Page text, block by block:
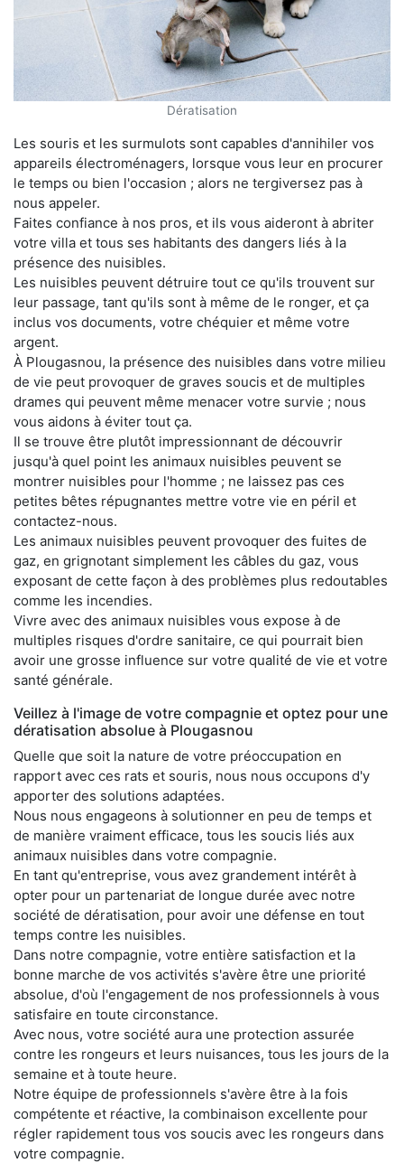
Dératisation
Les souris et les surmulots sont capables d'annihiler vos
appareils électroménagers, lorsque vous leur en procurer
le temps ou bien l'occasion ; alors ne tergiversez pas à
nous appeler.
Faites confiance à nos pros, et ils vous aideront à abriter
votre villa et tous ses habitants des dangers liés à la
présence des nuisibles.
Les nuisibles peuvent détruire tout ce qu'ils trouvent sur
leur passage, tant qu'ils sont à même de le ronger, et ça
inclus vos documents, votre chéquier et même votre
argent.
À Plougasnou, la présence des nuisibles dans votre milieu
de vie peut provoquer de graves soucis et de multiples
drames qui peuvent même menacer votre survie ; nous
vous aidons à éviter tout ça.
Il se trouve être plutôt impressionnant de découvrir
jusqu'à quel point les animaux nuisibles peuvent se
montrer nuisibles pour l'homme ; ne laissez pas ces
petites bêtes répugnantes mettre votre vie en péril et
contactez-nous.
Les animaux nuisibles peuvent provoquer des fuites de
gaz, en grignotant simplement les câbles du gaz, vous
exposant de cette façon à des problèmes plus redoutables
comme les incendies.
Vivre avec des animaux nuisibles vous expose à de
multiples risques d'ordre sanitaire, ce qui pourrait bien
avoir une grosse influence sur votre qualité de vie et votre
santé générale.
Veillez à l'image de votre compagnie et optez pour une
dératisation absolue à Plougasnou
Quelle que soit la nature de votre préoccupation en
rapport avec ces rats et souris, nous nous occupons d'y
apporter des solutions adaptées.
Nous nous engageons à solutionner en peu de temps et
de manière vraiment efficace, tous les soucis liés aux
animaux nuisibles dans votre compagnie.
En tant qu'entreprise, vous avez grandement intérêt à
opter pour un partenariat de longue durée avec notre
société de dératisation, pour avoir une défense en tout
temps contre les nuisibles.
Dans notre compagnie, votre entière satisfaction et la
bonne marche de vos activités s'avère être une priorité
absolue, d'où l'engagement de nos professionnels à vous
satisfaire en toute circonstance.
Avec nous, votre société aura une protection assurée
contre les rongeurs et leurs nuisances, tous les jours de la
semaine et à toute heure.
Notre équipe de professionnels s'avère être à la fois
compétente et réactive, la combinaison excellente pour
régler rapidement tous vos soucis avec les rongeurs dans
votre compagnie.